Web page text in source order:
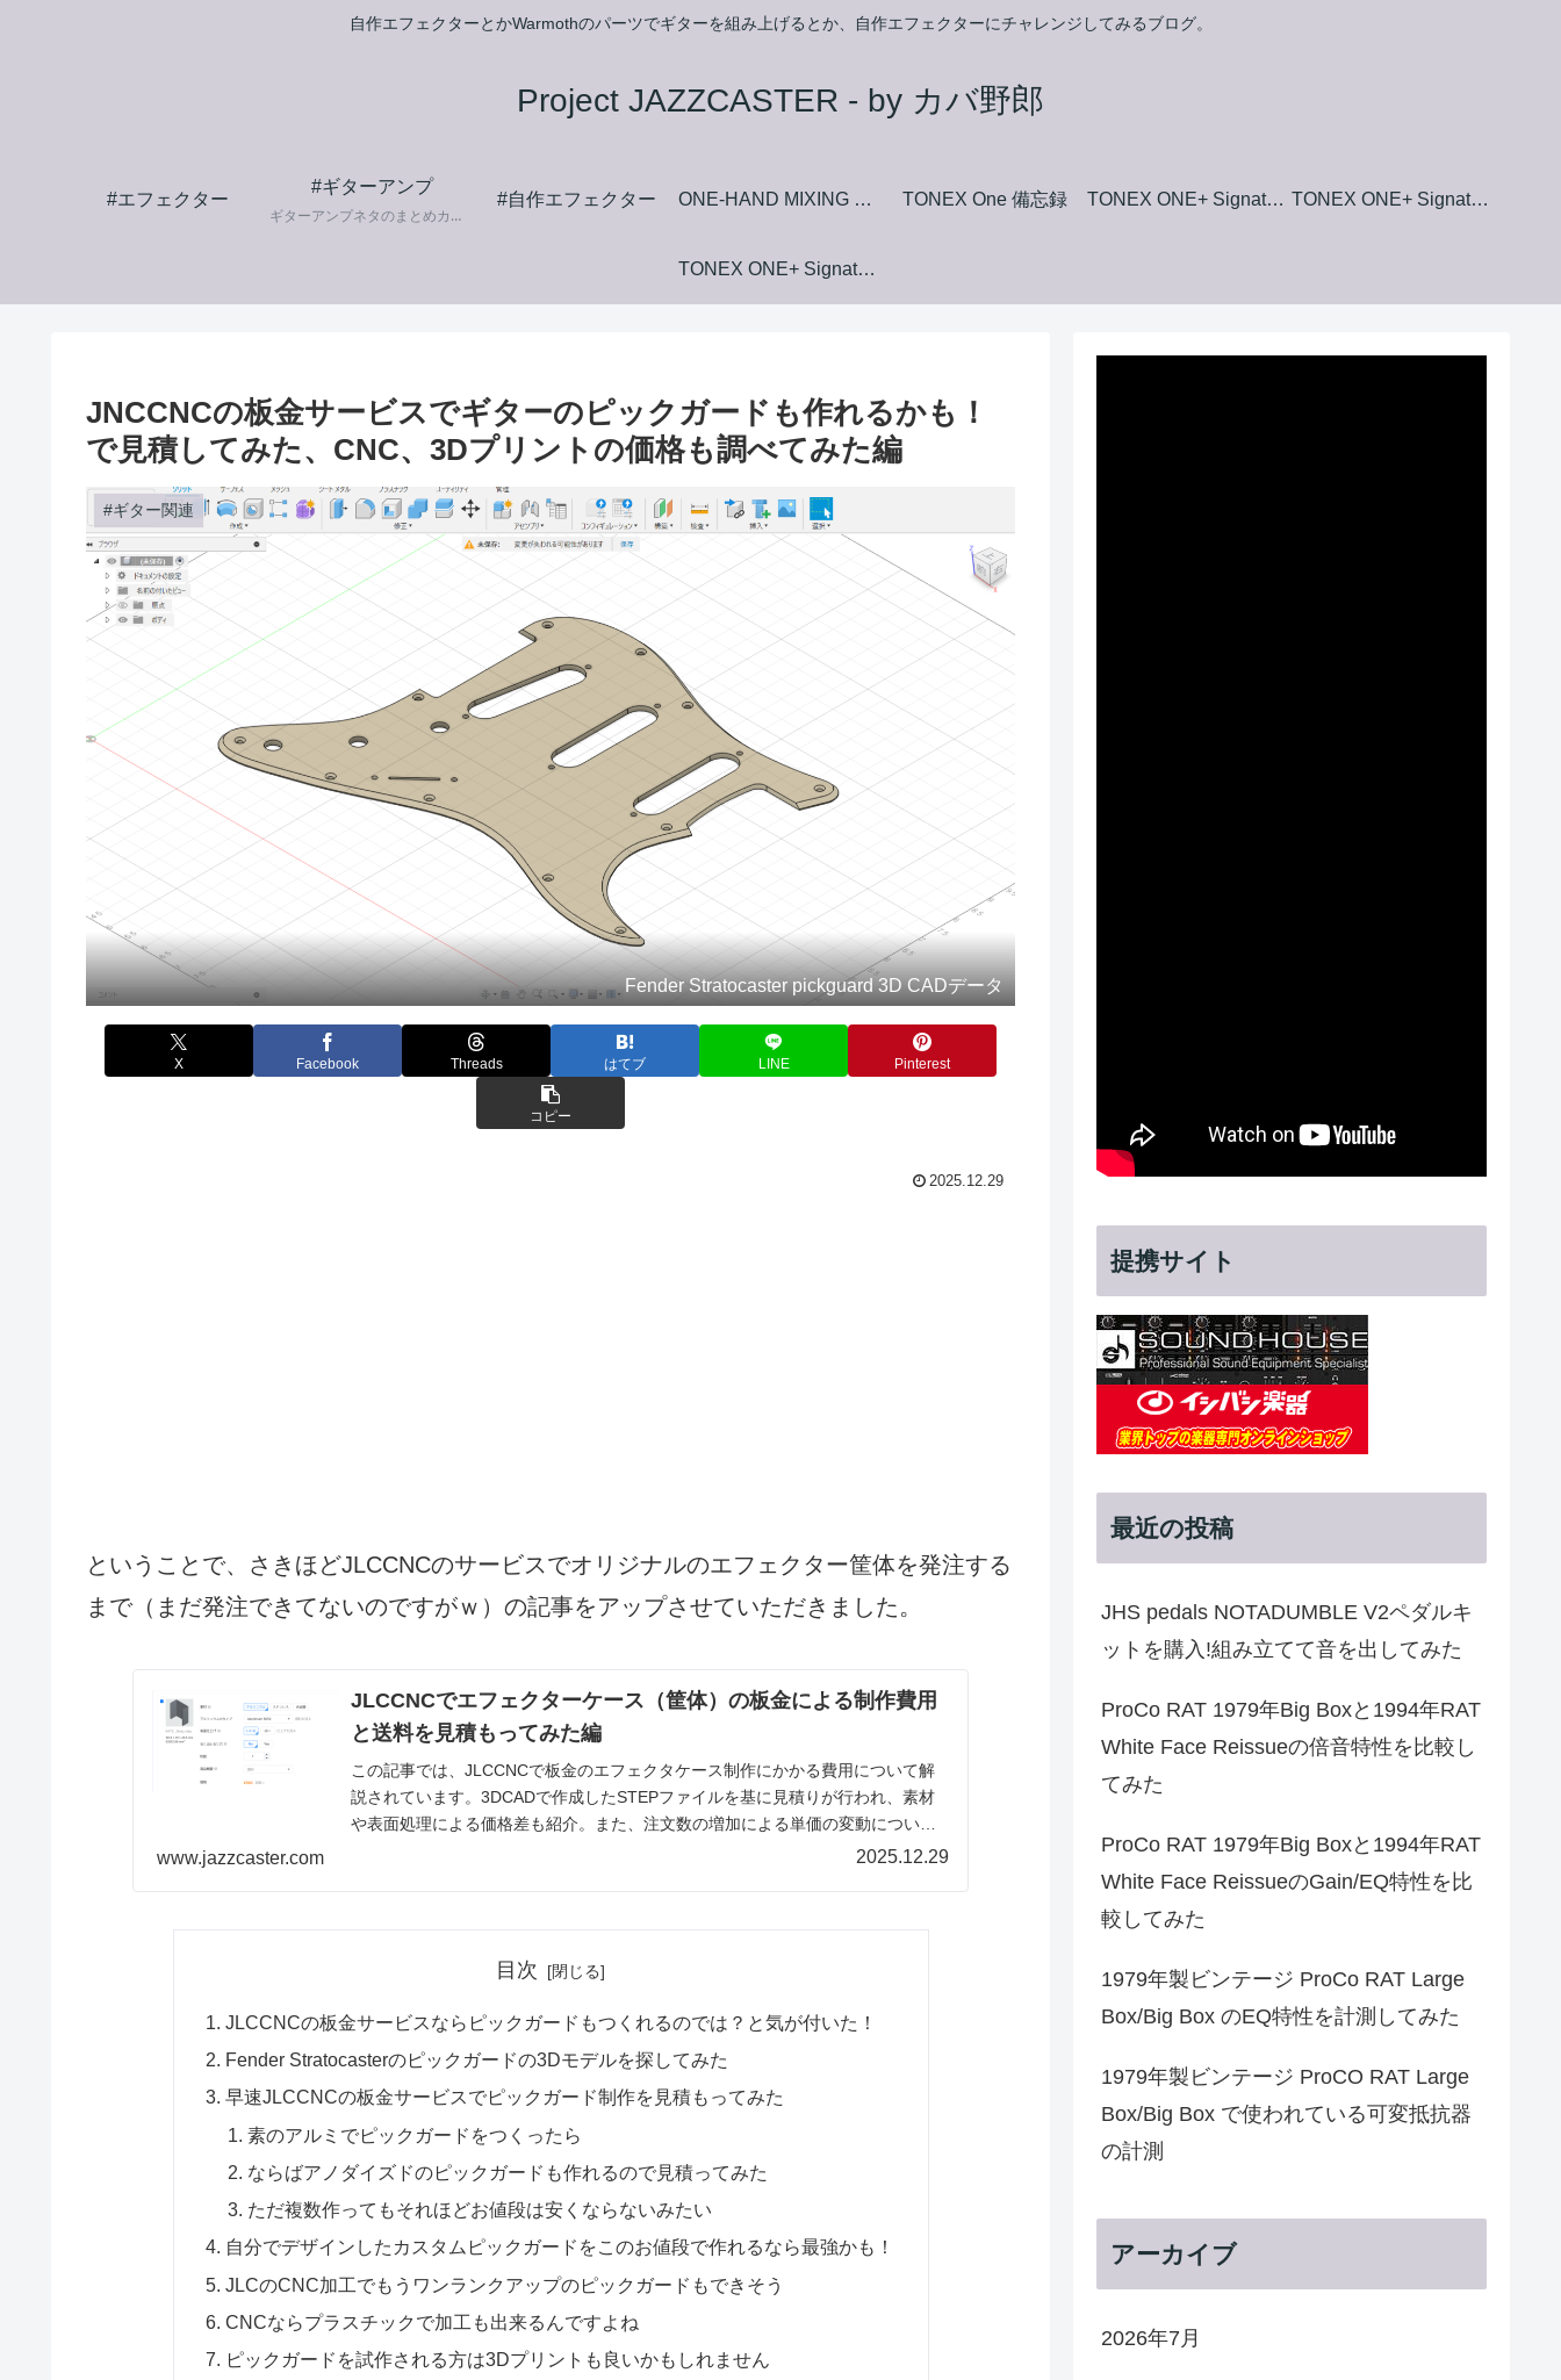
自作エフェクターとかWarmothのパーツでギターを組み上げるとか、自作エフェクターにチャレンジしてみるブログ。
Project JAZZCASTER - by カバ野郎
#エフェクター
#ギターアンプ
ギターアンプネタのまとめカテゴリです。
#自作エフェクター ONE-HAND MIXING FUZZ マニュアルダウンロードページ TONEX One 備忘録 TONEX ONE+ Signature+ Collection Amp Model List TONEX ONE+ Signature+ Collection Stomp Box Model List
TONEX ONE+ Signature+ Collection Amp+Stomp Model List
JNCCNCの板金サービスでギターのピックガードも作れるかも！
で見積してみた、CNC、3Dプリントの価格も調べてみた編
#ギター関連
Fender Stratocaster pickguard 3D CADデータ
X Facebook Threads はてブ LINE Pinterest
コピー
2025.12.29
ということで、さきほどJLCCNCのサービスでオリジナルのエフェクター筐体を発注する
まで（まだ発注できてないのですがｗ）の記事をアップさせていただきました。
JLCCNCでエフェクターケース（筐体）の板金による制作費用
と送料を見積もってみた編
この記事では、JLCCNCで板金のエフェクタケース制作にかかる費用について解
説されています。3DCADで作成したSTEPファイルを基に見積りが行われ、素材
や表面処理による価格差も紹介。また、注文数の増加による単価の変動について
www.jazzcaster.com 2025.12.29
目次
JLCCNCの板金サービスならピックガードもつくれるのでは？と気が付いた！
Fender Stratocasterのピックガードの3Dモデルを探してみた
早速JLCCNCの板金サービスでピックガード制作を見積もってみた
素のアルミでピックガードをつくったら
ならばアノダイズドのピックガードも作れるので見積ってみた
ただ複数作ってもそれほどお値段は安くならないみたい
自分でデザインしたカスタムピックガードをこのお値段で作れるなら最強かも！
JLCのCNC加工でもうワンランクアップのピックガードもできそう
CNCならプラスチックで加工も出来るんですよね
ピックガードを試作される方は3Dプリントも良いかもしれません
提携サイト
最近の投稿
JHS pedals NOTADUMBLE V2ペダルキ
ットを購入!組み立てて音を出してみた
ProCo RAT 1979年Big Boxと1994年RAT
White Face Reissueの倍音特性を比較し
てみた
ProCo RAT 1979年Big Boxと1994年RAT
White Face ReissueのGain/EQ特性を比
較してみた
1979年製ビンテージ ProCo RAT Large
Box/Big Box のEQ特性を計測してみた
1979年製ビンテージ ProCO RAT Large
Box/Big Box で使われている可変抵抗器
の計測
アーカイブ
2026年7月